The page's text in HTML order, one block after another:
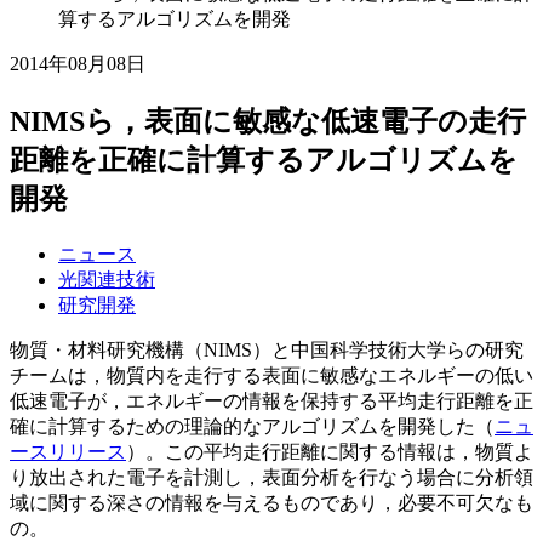
算するアルゴリズムを開発
2014年08月08日
NIMSら，表面に敏感な低速電子の走行
距離を正確に計算するアルゴリズムを
開発
ニュース
光関連技術
研究開発
物質・材料研究機構（NIMS）と中国科学技術大学らの研究
チームは，物質内を走行する表面に敏感なエネルギーの低い
低速電子が，エネルギーの情報を保持する平均走行距離を正
確に計算するための理論的なアルゴリズムを開発した（ニュ
ースリリース ）。この平均走行距離に関する情報は，物質よ
り放出された電子を計測し，表面分析を行なう場合に分析領
域に関する深さの情報を与えるものであり，必要不可欠なも
の。